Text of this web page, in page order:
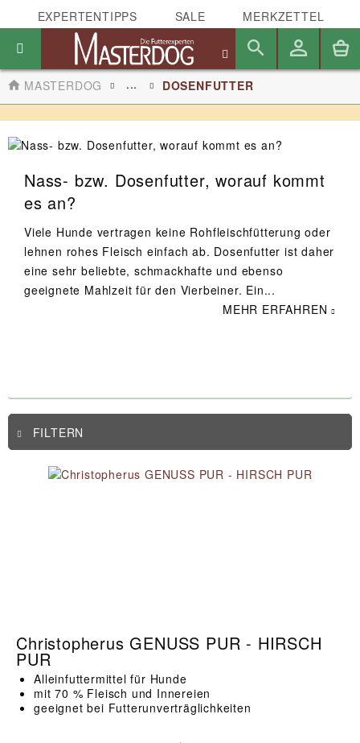
EXPERTENTIPPS SALE MERKZETTEL
MASTERDOG ... DOSENFUTTER
Nass- bzw. Dosenfutter, worauf kommt
es an?
Viele Hunde vertragen keine Rohfleischfütterung oder
lehnen rohes Fleisch einfach ab. Dosenfutter ist daher
eine sehr beliebte, schmackhafte und ebenso
geeignete Mahlzeit für den Vierbeiner. Ein...
MEHR ERFAHREN
FILTERN
Christopherus GENUSS PUR - HIRSCH
PUR
Alleinfuttermittel für Hunde
mit 70 % Fleisch und Innereien
geeignet bei Futterunverträglichkeiten